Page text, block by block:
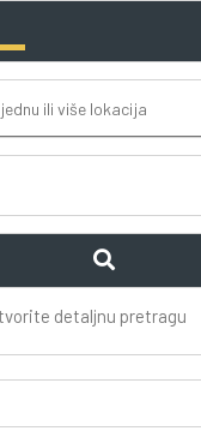
detaljnu pretragu